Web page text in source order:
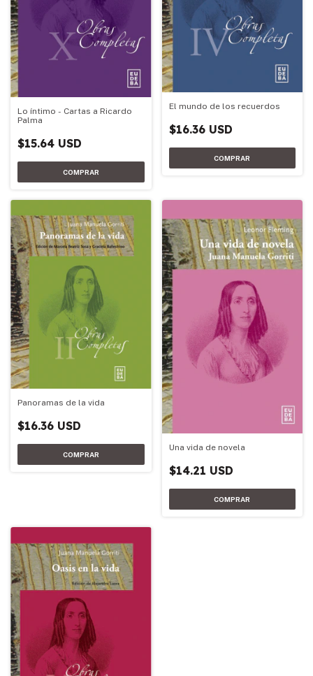
Lo íntimo - Cartas a Ricardo
Palma
$15.64 USD
El mundo de los recuerdos
$16.36 USD
Panoramas de la vida
$16.36 USD
Una vida de novela
$14.21 USD